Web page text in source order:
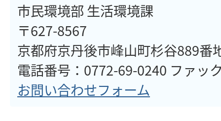
市民環境部 生活環境課
〒627-8567
京都府京丹後市峰山町杉谷889番
電話番号：0772-69-0240 ファッ
お問い合わせフォーム